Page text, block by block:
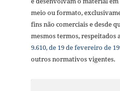
meio ou formato,
fins não comerciais e desde
mesmos termos, respeitados
9.610, de 19 de fevereiro de
outros normativos vigentes.